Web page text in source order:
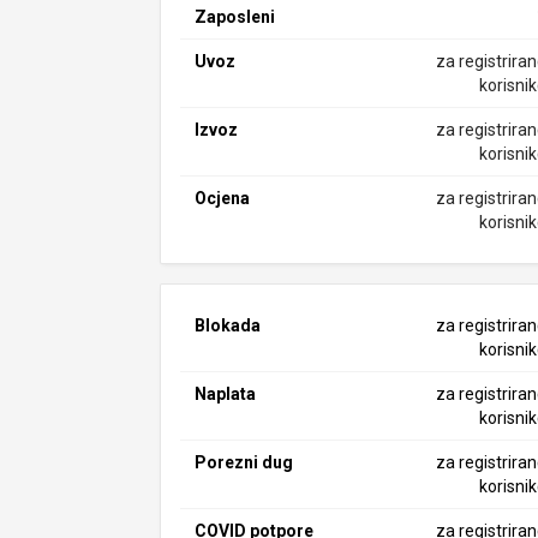
Zaposleni
Uvoz
za
Izvoz
za
Ocjena
za
Blokada
za
Naplata
za
Porezni dug
za
COVID potpore za